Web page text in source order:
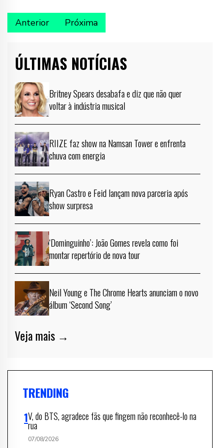
Anterior Próxima
ÚLTIMAS NOTÍCIAS
Britney Spears desabafa e diz que não quer
voltar à indústria musical
RIIZE faz show na Namsan Tower e enfrenta
chuva com energia
Ryan Castro e Feid lançam nova parceria após
show surpresa
‘Dominguinho’: João Gomes revela como foi
montar repertório de nova tour
Neil Young e The Chrome Hearts anunciam o novo
álbum ‘Second Song’
Veja mais →
TRENDING
V, do BTS, agradece fãs que fingem não reconhecê-lo na
rua
07/08/2026